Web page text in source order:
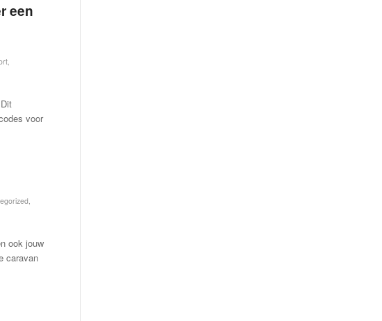
een
voor
ook jouw
caravan